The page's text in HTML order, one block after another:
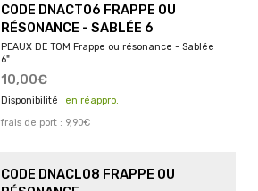
CODE DNACT06 FRAPPE OU
RÉSONANCE - SABLÉE 6
PEAUX DE TOM Frappe ou résonance - Sablée
6"
10,00€
en réappro.
frais de port : 9,90€
CODE DNACL08 FRAPPE OU